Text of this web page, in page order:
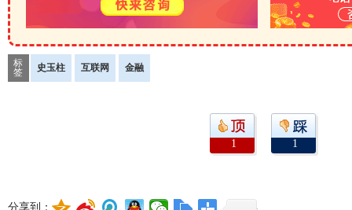
标
签
史玉柱 互联网 金融
1 1
分享到：